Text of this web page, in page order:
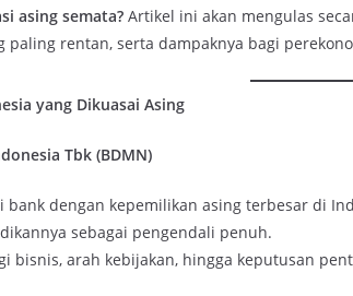
asing semata? Artikel ini akan mengulas
paling rentan, serta dampaknya bagi
yang Dikuasai Asing
Tbk (BDMN)
bank dengan kepemilikan asing terbesar di
sebagai pengendali penuh.
bisnis, arah kebijakan, hingga keputusan